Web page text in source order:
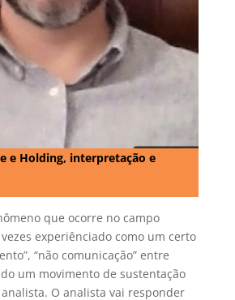
e Holding, interpretação e
que ocorre no campo
experiênciado como um certo
“não comunicação” entre
um movimento de sustentação
O analista vai responder